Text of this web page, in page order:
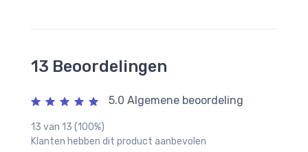
13 Beoordelingen
5.0 Algemene beoordeling
13 van 13 (100%)
Klanten hebben dit product aanbevolen